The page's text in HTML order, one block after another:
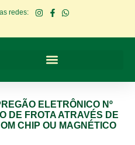
redes:
ELETRÔNICO Nº
DE FROTA ATRAVÉS DE
CHIP OU MAGNÉTICO